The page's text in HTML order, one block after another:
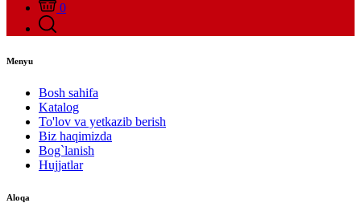
0
Menyu
Bosh sahifa
Katalog
To'lov va yetkazib berish
Biz haqimizda
Bog`lanish
Hujjatlar
Aloqa